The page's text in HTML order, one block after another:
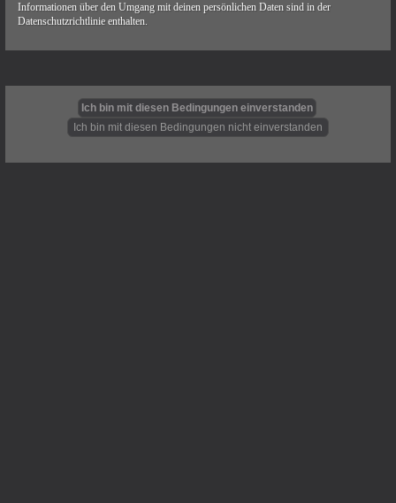
Informationen über den Umgang mit deinen persönlichen Daten sind in der
Datenschutzrichtlinie enthalten.